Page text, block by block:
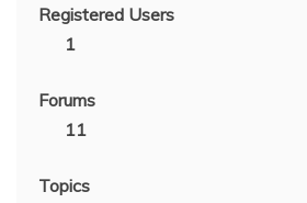
Registered Users
1
Forums
11
Topics